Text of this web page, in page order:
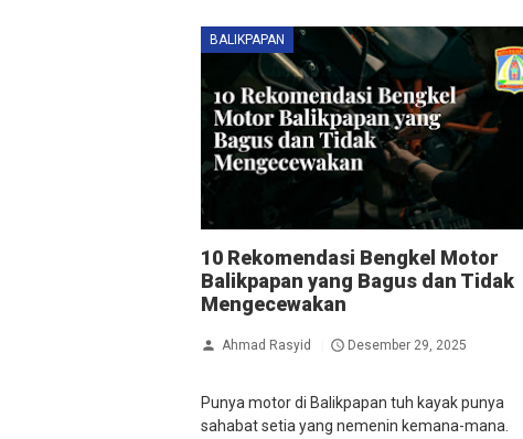
BALIKPAPAN
10 Rekomendasi Bengkel Motor
Balikpapan yang Bagus dan Tidak
Mengecewakan
Ahmad Rasyid Desember 29, 2025
Punya motor di Balikpapan tuh kayak punya
sahabat setia yang nemenin kemana-mana.